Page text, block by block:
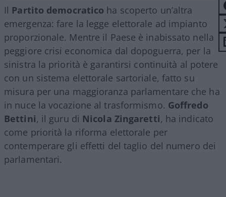
Il Partito democratico ha scoperto un’altra
emergenza: fare la legge elettorale ad impianto
proporzionale. Mentre il Paese è inabissato nella
peggiore crisi economica dal dopoguerra, per la
sinistra la priorità è garantirsi continuità al potere
con un sistema elettorale sartoriale, fatto su
misura per una maggioranza parlamentare che ha
in nuce la vocazione al trasformismo. Goffredo
Bettini, il guru di Nicola Zingaretti, ha indicato
come priorità la riforma elettorale per
contemperare gli effetti del taglio del numero dei
parlamentari.